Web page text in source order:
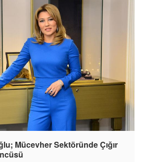
Mücevher Sektöründe Çığır